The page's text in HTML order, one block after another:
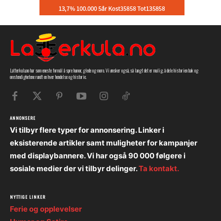
Latterkula.no har som eneste formål å spre humor, glede og moro. Vi ønsker også, så langt det er mulig, å dele historien bak og
omstendighetene rundt en hver hendelse og historie.
ANNONSERE
Vi tilbyr flere typer for annonsering. Linker i
eksisterende artikler samt muligheter for kampanjer
med displaybannere. Vi har også 90 000 følgere i
sosiale medier der vi tilbyr delinger.Ta kontakt.
NYTTIGE LINKER
Ferie og opplevelser